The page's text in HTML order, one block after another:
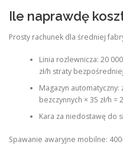
Ile naprawdę
Prosty rachunek dla średniej
Linia rozlewnicza: 20
zł/h straty bezpośredniej
Magazyn
bezczynnych × 35 zł/h =
Kara za niedostawę do
Spawanie awaryjne mobilne: